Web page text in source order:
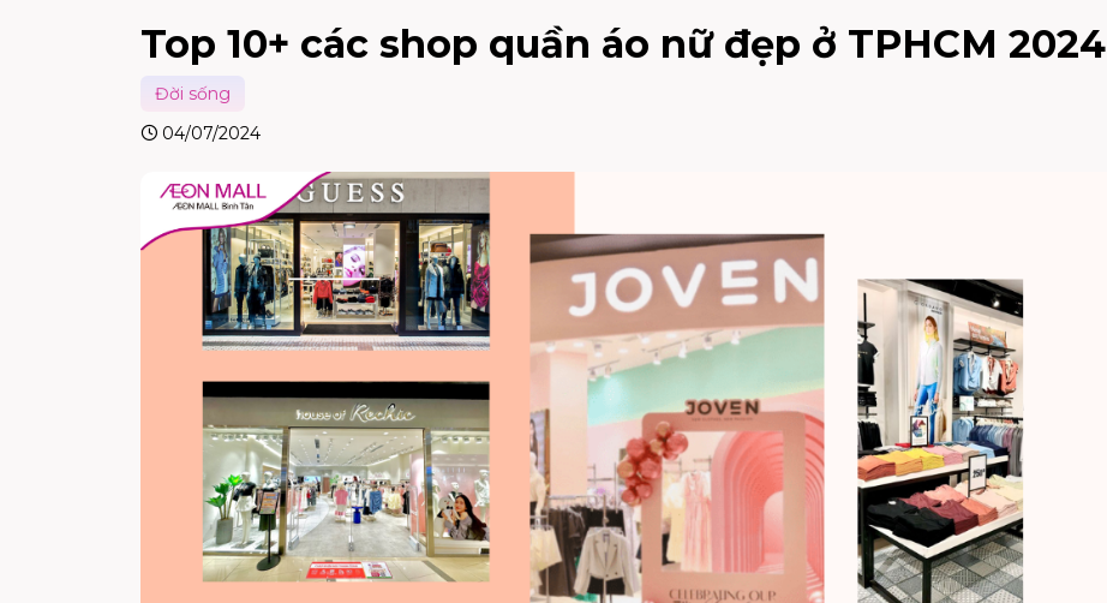
Top 10+ các shop quần áo nữ đẹp ở TPHCM 2024
Đời sống
04/07/2024